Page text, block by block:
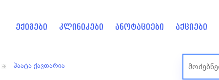
ექიმები კლინიკები ანოტაციები აქციები
პაატა ქავთარია